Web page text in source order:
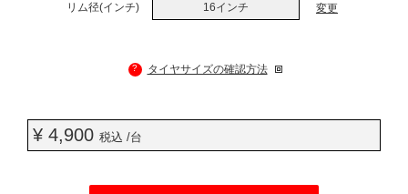
リム径(インチ) 16インチ 変更
? タイヤサイズの確認方法
¥ 4,900 税込 /台